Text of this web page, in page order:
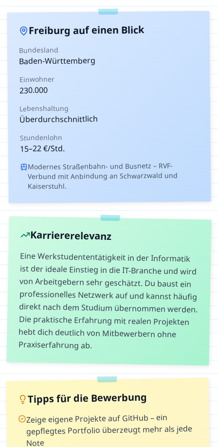
Freiburg auf einen Blick
Bundesland
Baden-Württemberg
Einwohner
230.000
Lebenshaltung
Überdurchschnittlich
Stundenlohn
15–22€/Std.
Modernes Straßenbahn- und Busnetz – RVF-
Verbund mit Anbindung an Schwarzwald und
Kaiserstuhl.
Karriererelevanz
Eine Werkstudententätigkeit in der Informatik
ist der ideale Einstieg in die IT-Branche und wird
von Arbeitgebern sehr geschätzt. Du baust ein
professionelles Netzwerk auf und kannst häufig
direkt nach dem Studium übernommen werden.
Die praktische Erfahrung mit realen Projekten
hebt dich deutlich von Mitbewerbern ohne
Praxiserfahrung ab.
Tipps für die Bewerbung
Zeige eigene Projekte auf GitHub – ein
gepflegtes Portfolio überzeugt mehr als jede
Note